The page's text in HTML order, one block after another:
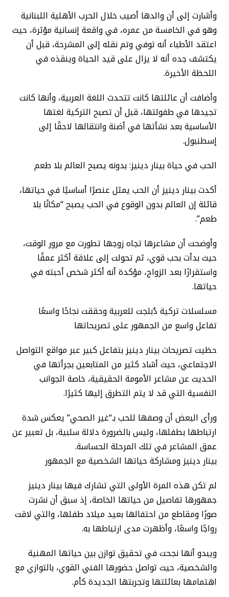
وأشارت إلى أن والدها أصيب خلال الحرب الأهلية اللبنانية
وهو في الخامسة من عمره، في واقعة إنسانية مؤثرة، حيث
اعتقد الأطباء أنه توفي وتم نقله إلى المشرحة، قبل أن
يكتشف جده أنه لا يزال على قيد الحياة وينقذه في
اللحظة الأخيرة.
وأضافت أن عائلتها كانت تتحدث اللغة العربية، وأنها كانت
تجيدها في طفولتها، قبل أن تصبح التركية لغتها
الأساسية بعد نشأتها في أضنة وانتقالها لاحقًا إلى
إسطنبول.
الحب في حياة بينار دينيز: بدونه يصبح العالم بلا طعم
أكدت بينار دينيز أن الحب يمثل عنصرًا أساسيًا في حياتها،
قائلة إن العالم بدون الوقوع في الحب يصبح “مكانًا بلا
طعم”.
وأوضحت أن مشاعرها تجاه زوجها تطورت مع مرور الوقت،
حيث بدأت بحب قوي، ثم تحولت إلى علاقة أكثر عمقًا
واستقرارًا بعد الزواج، مؤكدة أنه أكثر شخص أحبته في
حياتها.
مسلسلات تركية دُبلجت للعربية وحققت نجاحًا واسعًا
تفاعل واسع من الجمهور على تصريحاتها
حظيت تصريحات بينار دينيز بتفاعل كبير عبر مواقع التواصل
الاجتماعي، حيث أشاد كثير من المتابعين بجرأتها في
الحديث عن مشاعر الأمومة الحقيقية، خاصة الجوانب
النفسية التي قد لا يتم التطرق إليها كثيرًا.
ورأى البعض أن وصفها للحب بـ“غير الصحي” يعكس شدة
ارتباطها بطفلها، وليس بالضرورة دلالة سلبية، بل تعبير عن
عمق المشاعر في تلك المرحلة الحساسة.
بينار دينيز ومشاركة حياتها الشخصية مع الجمهور
لم تكن هذه المرة الأولى التي تشارك فيها بينار دينيز
جمهورها تفاصيل من حياتها الخاصة، إذ سبق أن نشرت
صورًا ومقاطع من احتفالها بعيد ميلاد طفلها، والتي لاقت
رواجًا واسعًا، وأظهرت مدى ارتباطها به.
ويبدو أنها نجحت في تحقيق توازن بين حياتها المهنية
والشخصية، حيث تواصل حضورها الفني القوي، بالتوازي مع
اهتمامها بعائلتها وتجربتها الجديدة كأم.